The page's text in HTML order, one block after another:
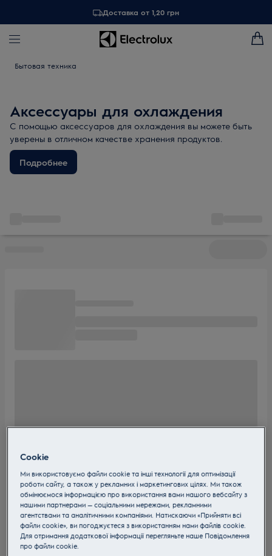
Доставка от 1,20 грн
Бытовая техника
Аксессуары для охлаждения
С помощью аксессуаров для охлаждения вы можете быть
уверены в отличном качестве хранения продуктов.
Подробнее
Cookie
Ми використовуємо файли cookie та інші технології для оптимізації
роботи сайту, а також у рекламних і маркетингових цілях. Ми також
обмінюємося інформацією про використання вами нашого вебсайту з
нашими партнерами — соціальними мережами, рекламними
агентствами та аналітичними компаніями. Натискаючи «Прийняти всі
файли cookie», ви погоджуєтеся з використанням нами файлів cookie.
Для отримання додаткової інформації перегляньте наше Пoвідомлення
прo файли cookie.